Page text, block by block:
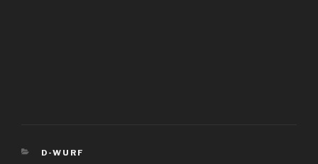
KATEGORIEN
D-WURF